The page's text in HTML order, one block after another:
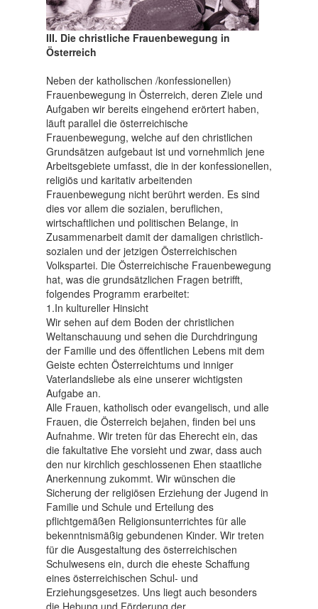
III. Die christliche Frauenbewegung in
Österreich
Neben der katholischen /konfessionellen)
Frauenbewegung in Österreich, deren Ziele und
Aufgaben wir bereits eingehend erörtert haben,
läuft parallel die österreichische
Frauenbewegung, welche auf den christlichen
Grundsätzen aufgebaut ist und vornehmlich jene
Arbeitsgebiete umfasst, die in der konfessionellen,
religiös und karitativ arbeitenden
Frauenbewegung nicht berührt werden. Es sind
dies vor allem die sozialen, beruflichen,
wirtschaftlichen und politischen Belange, in
Zusammenarbeit damit der damaligen christlich-
sozialen und der jetzigen Österreichischen
Volkspartei. Die Österreichische Frauenbewegung
hat, was die grundsätzlichen Fragen betrifft,
folgendes Programm erarbeitet:
1.In kultureller Hinsicht
Wir sehen auf dem Boden der christlichen
Weltanschauung und sehen die Durchdringung
der Familie und des öffentlichen Lebens mit dem
Geiste echten Österreichtums und inniger
Vaterlandsliebe als eine unserer wichtigsten
Aufgabe an.
Alle Frauen, katholisch oder evangelisch, und alle
Frauen, die Österreich bejahen, finden bei uns
Aufnahme. Wir treten für das Eherecht ein, das
die fakultative Ehe vorsieht und zwar, dass auch
den nur kirchlich geschlossenen Ehen staatliche
Anerkennung zukommt. Wir wünschen die
Sicherung der religiösen Erziehung der Jugend in
Familie und Schule und Erteilung des
pflichtgemäßen Religionsunterrichtes für alle
bekenntnismäßig gebundenen Kinder. Wir treten
für die Ausgestaltung des österreichischen
Schulwesens ein, durch die eheste Schaffung
eines österreichischen Schul- und
Erziehungsgesetzes. Uns liegt auch besonders
die Hebung und Förderung der